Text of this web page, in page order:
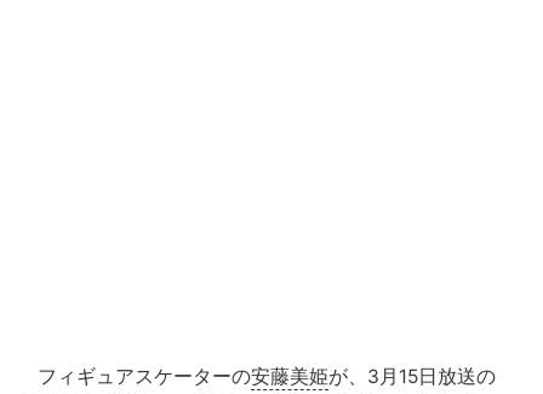
フィギュアスケーターの安藤美姫が、3月15日放送の